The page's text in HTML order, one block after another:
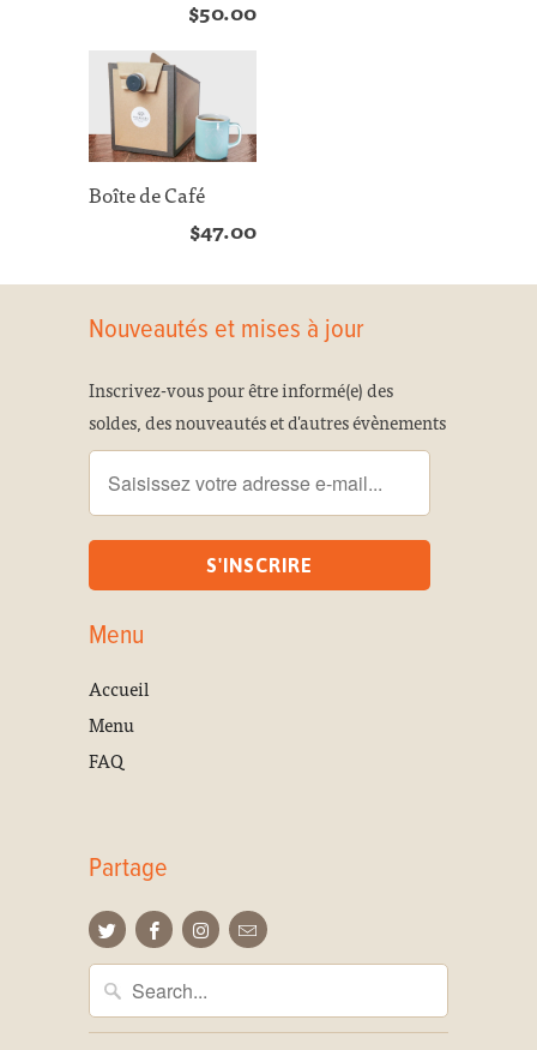
$50.00
Boîte de Café
$47.00
Nouveautés et mises à jour
Inscrivez-vous pour être informé(e) des
soldes, des nouveautés et d'autres évènements
Menu
Accueil
Menu
FAQ
Partage